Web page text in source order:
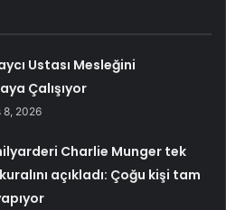
Ustası Mesleğini
Çalışıyor
8, 2026
Charlie Munger tek
açıkladı: Çoğu kişi tam